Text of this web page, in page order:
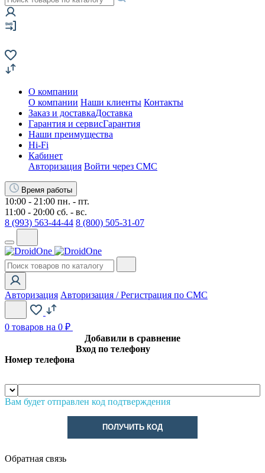
О компании
О компании Наши клиенты Контакты
Заказ и доставкаДоставка
Гарантия и сервисГарантия
Наши преимущества
Hi-Fi
Кабинет
Авторизация Войти через СМС
Время работы
10:00 - 21:00 пн. - пт.
11:00 - 20:00 сб. - вс.
8 (993) 563-44-44 8 (800) 505-31-07
Авторизация Авторизация / Регистрация по СМС
0 товаров на 0 ₽
Добавили в сравнение
Вход по телефону
Номер телефона
Вам будет отправлен код подтверждения
ПОЛУЧИТЬ КОД
Обратная связь